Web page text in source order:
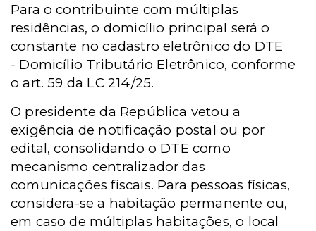
Para o contribuinte com múltiplas
residências, o domicílio principal será o
constante no cadastro eletrônico do DTE
- Domicílio Tributário Eletrônico, conforme
o art. 59 da LC 214/25.
O presidente da República vetou a
exigência de notificação postal ou por
edital, consolidando o DTE como
mecanismo centralizador das
comunicações fiscais. Para pessoas físicas,
considera-se a habitação permanente ou,
em caso de múltiplas habitações, o local